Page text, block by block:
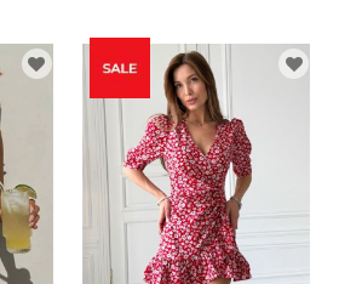
ДО КОШИКА
ДЕТАЛЬНІШЕ